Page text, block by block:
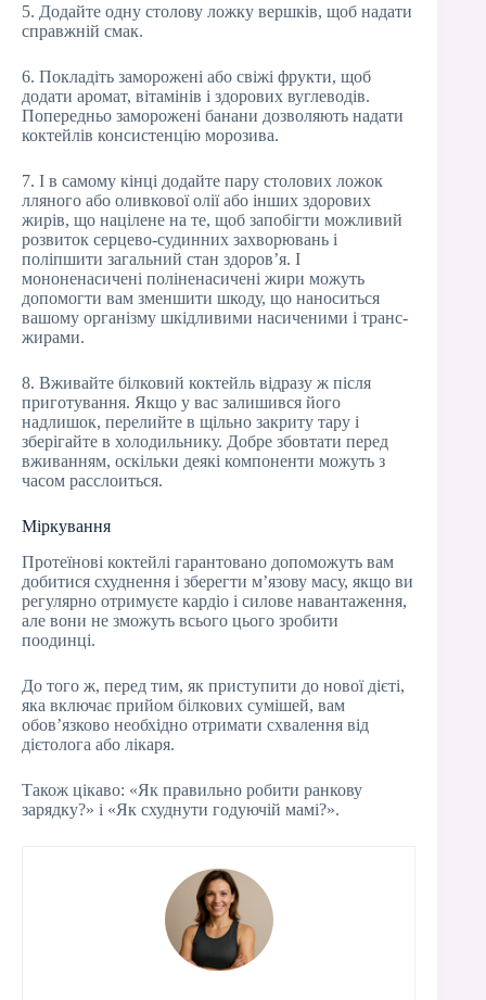
5. Додайте одну столову ложку вершків, щоб надати
справжній смак.
6. Покладіть заморожені або свіжі фрукти, щоб
додати аромат, вітамінів і здорових вуглеводів.
Попередньо заморожені банани дозволяють надати
коктейлів консистенцію морозива.
7. І в самому кінці додайте пару столових ложок
лляного або оливкової олії або інших здорових
жирів, що націлене на те, щоб запобігти можливий
розвиток серцево-судинних захворювань і
поліпшити загальний стан здоров’я. І
мононенасичені поліненасичені жири можуть
допомогти вам зменшити шкоду, що наноситься
вашому організму шкідливими насиченими і транс-
жирами.
8. Вживайте білковий коктейль відразу ж після
приготування. Якщо у вас залишився його
надлишок, перелийте в щільно закриту тару і
зберігайте в холодильнику. Добре збовтати перед
вживанням, оскільки деякі компоненти можуть з
часом расслоиться.
Міркування
Протеїнові коктейлі гарантовано допоможуть вам
добитися схуднення і зберегти м’язову масу, якщо ви
регулярно отримуєте кардіо і силове навантаження,
але вони не зможуть всього цього зробити
поодинці.
До того ж, перед тим, як приступити до нової дієті,
яка включає прийом білкових сумішей, вам
обов’язково необхідно отримати схвалення від
дієтолога або лікаря.
Також цікаво: «Як правильно робити ранкову
зарядку?» і «Як схуднути годуючій мамі?».